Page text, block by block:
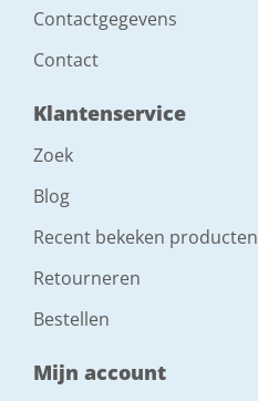
Contactgegevens
Contact
Klantenservice
Zoek
Blog
Recent bekeken producten
Retourneren
Bestellen
Mijn account